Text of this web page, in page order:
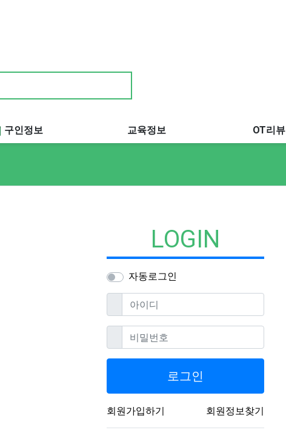
구인정보 교육정보 OT리뷰
LOGIN
자동로그인
아이디필수
비밀번호필수
로그인
회원가입하기 회원정보찾기